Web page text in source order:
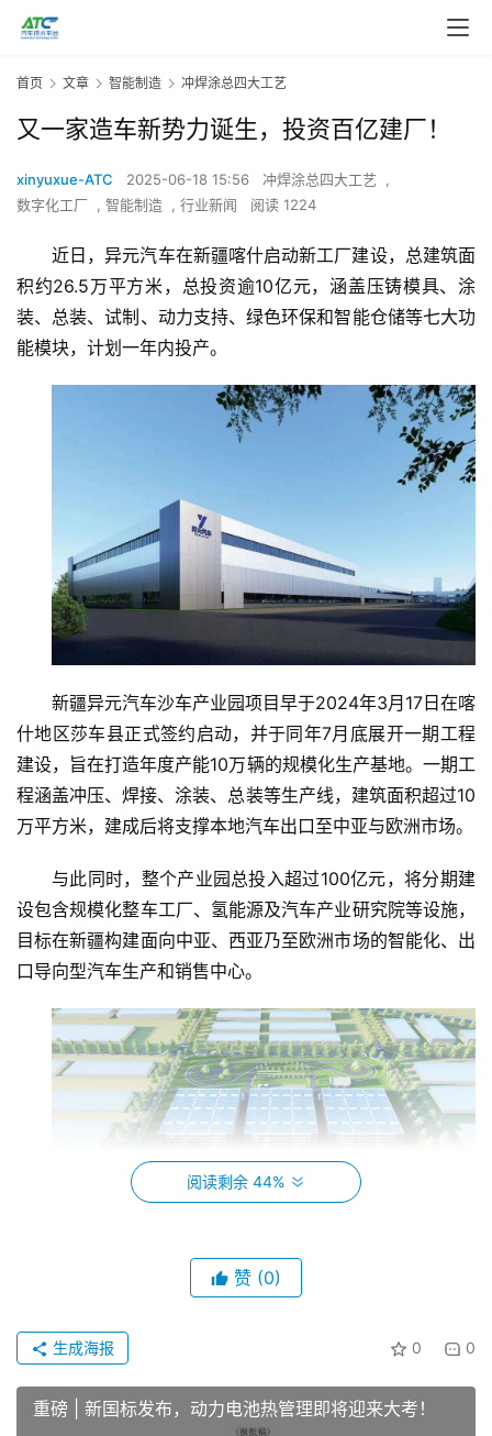
首页 文章 智能制造 冲焊涂总四大工艺
又一家造车新势力诞生，投资百亿建厂！
xinyuxue-ATC 2025-06-18 15:56 冲焊涂总四大工艺
,
数字化工厂
, 智能制造 , 行业新闻 阅读 1224
近日，异元汽车在新疆喀什启动新工厂建设，总建筑面
积约26.5万平方米，总投资逾10亿元，涵盖压铸模具、涂
装、总装、试制、动力支持、绿色环保和智能仓储等七大功
能模块，计划一年内投产。
新疆异元汽车沙车产业园项目早于2024年3月17日在喀
什地区莎车县正式签约启动，并于同年7月底展开一期工程
建设，旨在打造年度产能10万辆的规模化生产基地。一期工
程涵盖冲压、焊接、涂装、总装等生产线，建筑面积超过10
万平方米，建成后将支撑本地汽车出口至中亚与欧洲市场。
与此同时，整个产业园总投入超过100亿元，将分期建
设包含规模化整车工厂、氢能源及汽车产业研究院等设施，
目标在新疆构建面向中亚、西亚乃至欧洲市场的智能化、出
口导向型汽车生产和销售中心。
异元汽车由90后创业者李嘉琳创立，其核心团队由汽
车行业的资深专家组成，仅用10个月时间便完成首款车型研
发，并签订约80亿元的大订单，被业内称为“行业黑马”。公
阅读剩余 44%
赞 (0)
0 0
生成海报
重磅 | 新国标发布，动力电池热管理即将迎来大考！